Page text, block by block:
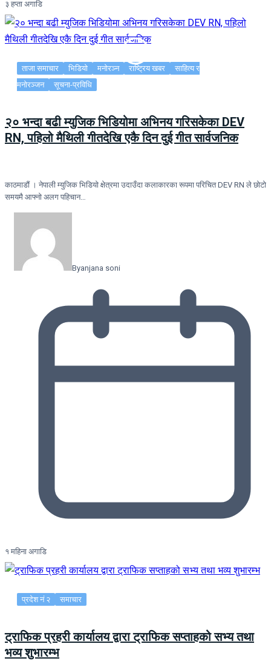
३ हप्ता अगाडि
ताजा समाचार भिडियो मनोरञ्न राष्ट्रिय खबर
साहित्य र
मनोरञ्जन
सूचना-प्रविधि
२० भन्दा बढी म्युजिक भिडियोमा अभिनय गरिसकेका DEV
RN, पहिलो मैथिली गीतदेखि एकै दिन दुई गीत सार्वजनिक
काठमाडौं । नेपाली म्युजिक भिडियो क्षेत्रमा उदाउँदा कलाकारका रूपमा परिचित DEV RN ले छोटो
समयमै आफ्नो अलग पहिचान…
Byanjana soni
१ महिना अगाडि
प्रदेश नं २ समाचार
ट्राफिक प्रहरी कार्यालय द्वारा ट्राफिक सप्ताहको सभ्य तथा
भव्य शुभारम्भ